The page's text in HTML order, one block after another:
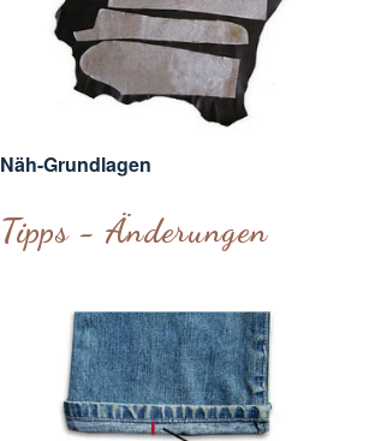
Näh-Grundlagen
Tipps - Änderungen